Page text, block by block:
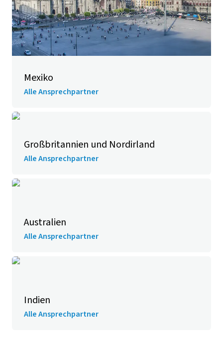
Mexiko
Alle Ansprechpartner
Großbritannien und Nordirland
Alle Ansprechpartner
Australien
Alle Ansprechpartner
Indien
Alle Ansprechpartner